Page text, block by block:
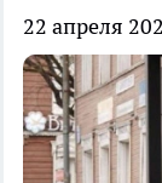
22 апреля